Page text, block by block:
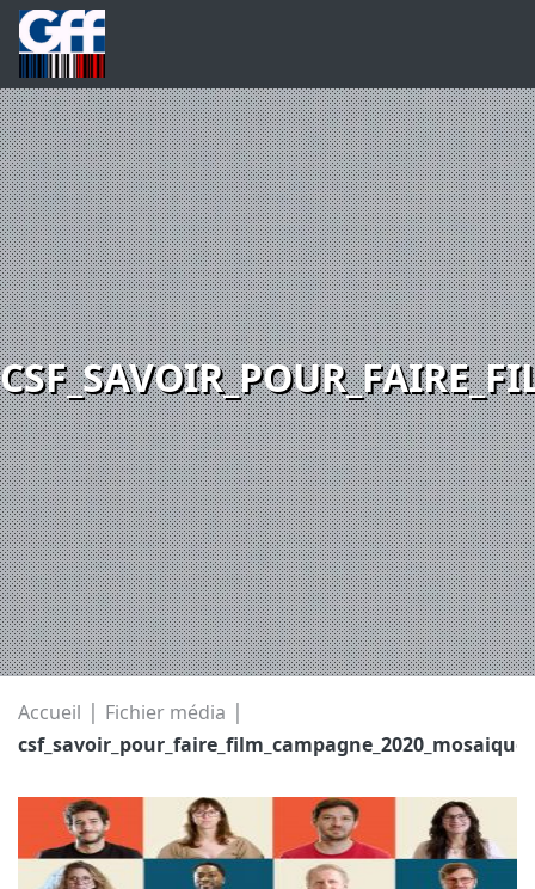
Accueil | Fichier média |
csf_savoir_pour_faire_film_campagne_2020_mosaique